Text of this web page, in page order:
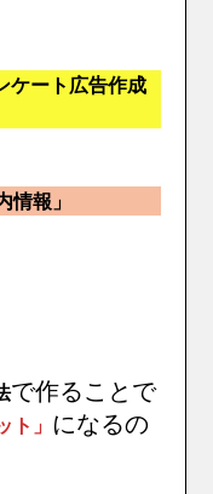
ケート広告作成
報」
で作ることで
ト」 になるの